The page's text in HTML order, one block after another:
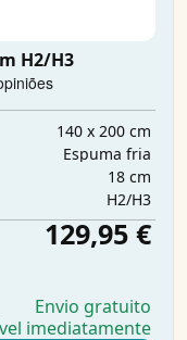
H2/H3
140 x 200 cm
Espuma fria
18 cm
H2/H3
129,95 €
Envio gratuito
imediatamente